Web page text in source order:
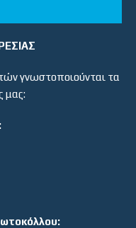
γνωστοποιούνται τα
μας: